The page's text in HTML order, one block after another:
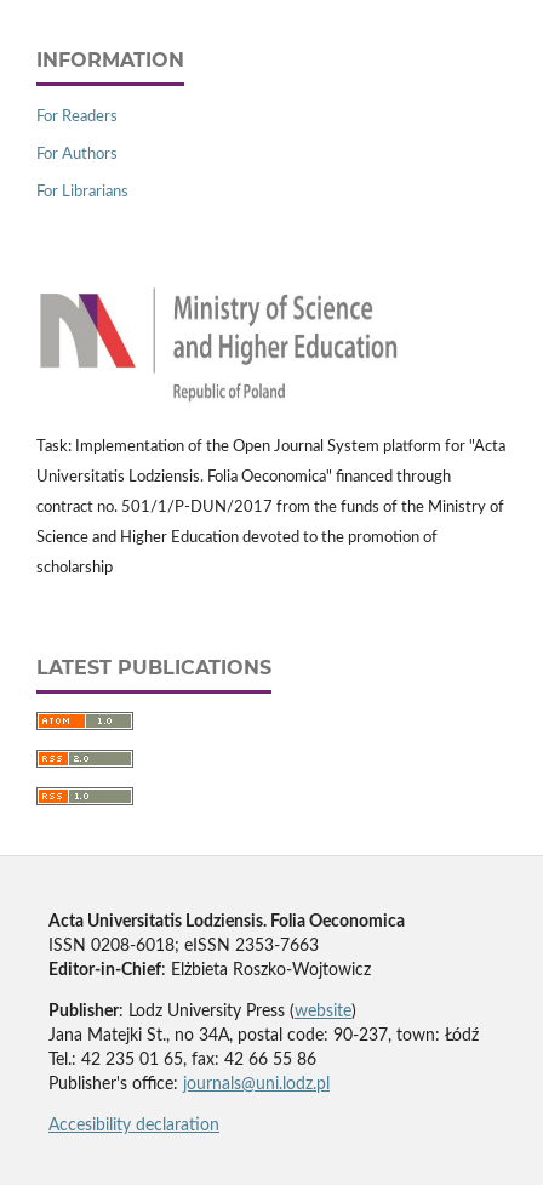
INFORMATION
For Readers
For Authors
For Librarians
Task: Implementation of the Open Journal System platform for "Acta
Universitatis Lodziensis. Folia Oeconomica" financed through
contract no. 501/1/P-DUN/2017 from the funds of the Ministry of
Science and Higher Education devoted to the promotion of
scholarship
LATEST PUBLICATIONS
Acta Universitatis Lodziensis. Folia Oeconomica
ISSN 0208-6018; eISSN 2353-7663
Editor-in-Chief: Elżbieta Roszko-Wojtowicz
Publisher: Lodz University Press (website)
Jana Matejki St., no 34A, postal code: 90-237, town: Łódź
Tel.: 42 235 01 65, fax: 42 66 55 86
Publisher's office: journals@uni.lodz.pl
Accesibility declaration